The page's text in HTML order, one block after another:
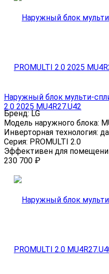
Наружный блок мульти-
2.0 2025 MU4R27.U42
Бренд: LG
Модель наружного блока:
Инверторная технология: да
Серия: PROMULTI 2.0
Эффективен для
230 700 ₽